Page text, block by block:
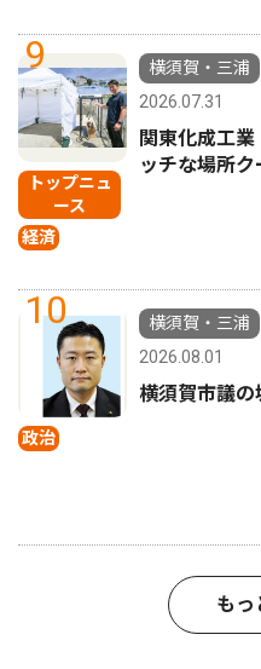
9
トップニュ
ース
経済
横須賀・三浦
2026.07.31
関東化成工
ッチな場所
10
政治
横須賀・三浦
2026.08.01
横須賀市議
もっ